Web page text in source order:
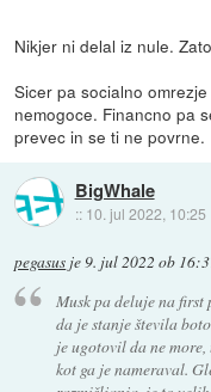
Nikjer ni delal iz nule.
Sicer pa socialno
nemogoce. Financno pa
prevec in se ti ne povrne.
BigWhale
:: 10. jul 2022, 10:25
pegasus je9. jul 2022 ob
Musk pa deluje na
da je stanje števila
je ugotovil da ne
kot ga je nameraval.